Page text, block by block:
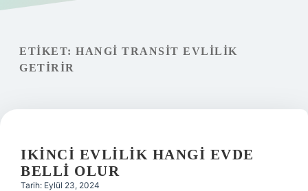
Gizlilik
Yasal Uyarı
ETIKET: HANGI TRANSIT EVLILIK
GETIRIR
IKINCI EVLILIK HANGI EVDE
BELLI OLUR
Tarih: Eylül 23, 2024